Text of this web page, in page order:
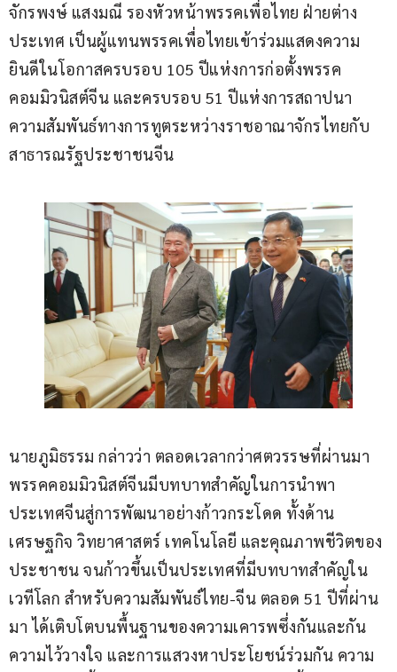
จักรพงษ์ แสงมณี รองหัวหน้าพรรคเพื่อไทย ฝ่ายต่าง
ประเทศ เป็นผู้แทนพรรคเพื่อไทยเข้าร่วมแสดงความ
ยินดีในโอกาสครบรอบ 105 ปีแห่งการก่อตั้งพรรค
คอมมิวนิสต์จีน และครบรอบ 51 ปีแห่งการสถาปนา
ความสัมพันธ์ทางการทูตระหว่างราชอาณาจักรไทยกับ
สาธารณรัฐประชาชนจีน
นายภูมิธรรม กล่าวว่า ตลอดเวลากว่าศตวรรษที่ผ่านมา
พรรคคอมมิวนิสต์จีนมีบทบาทสำคัญในการนำพา
ประเทศจีนสู่การพัฒนาอย่างก้าวกระโดด ทั้งด้าน
เศรษฐกิจ วิทยาศาสตร์ เทคโนโลยี และคุณภาพชีวิตของ
ประชาชน จนก้าวขึ้นเป็นประเทศที่มีบทบาทสำคัญใน
เวทีโลก สำหรับความสัมพันธ์ไทย-จีน ตลอด 51 ปีที่ผ่าน
มา ได้เติบโตบนพื้นฐานของความเคารพซึ่งกันและกัน
ความไว้วางใจ และการแสวงหาประโยชน์ร่วมกัน ความ